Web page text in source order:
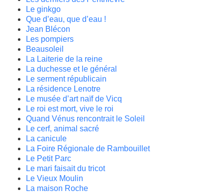
Le ginkgo
Que d’eau, que d’eau !
Jean Blécon
Les pompiers
Beausoleil
La Laiterie de la reine
La duchesse et le général
Le serment républicain
La résidence Lenotre
Le musée d’art naïf de Vicq
Le roi est mort, vive le roi
Quand Vénus rencontrait le Soleil
Le cerf, animal sacré
La canicule
La Foire Régionale de Rambouillet
Le Petit Parc
Le mari faisait du tricot
Le Vieux Moulin
La maison Roche